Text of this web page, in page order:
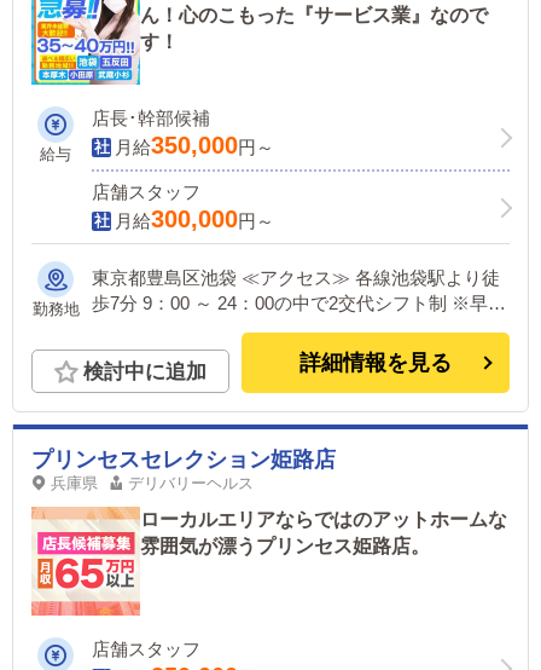
ん！心のこもった『サービス業』なので
す！
給与
店長･幹部候補
月給350,000円～
店舗スタッフ
月給300,000円～
勤務地
東京都豊島区池袋 ≪アクセス≫ 各線池袋駅より徒
歩7分 9：00 ～ 24：00の中で2交代シフト制 ※早
番、遅番の希望などご相談に乗らせていただきま
す。
検討中に追加 詳細情報を見る
プリンセスセレクション姫路店
兵庫県 デリバリーヘルス
ローカルエリアならではのアットホームな
雰囲気が漂うプリンセス姫路店。
店舗スタッフ